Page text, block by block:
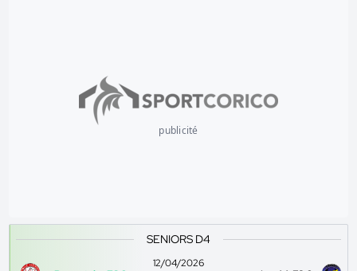
publicité
SENIORS D4
12/04/2026